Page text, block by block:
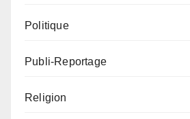
Politique
Publi-Reportage
Religion